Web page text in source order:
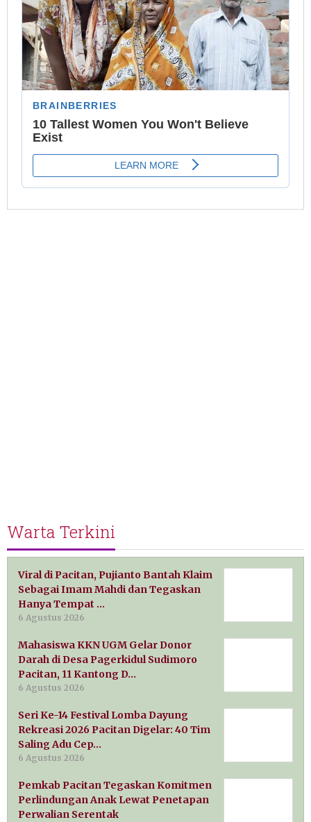
Warta Terkini
Viral di Pacitan, Pujianto Bantah Klaim
Sebagai Imam Mahdi dan Tegaskan
Hanya Tempat …
6 Agustus 2026
Mahasiswa KKN UGM Gelar Donor
Darah di Desa Pagerkidul Sudimoro
Pacitan, 11 Kantong D…
6 Agustus 2026
Seri Ke-14 Festival Lomba Dayung
Rekreasi 2026 Pacitan Digelar: 40 Tim
Saling Adu Cep…
6 Agustus 2026
Pemkab Pacitan Tegaskan Komitmen
Perlindungan Anak Lewat Penetapan
Perwalian Serentak